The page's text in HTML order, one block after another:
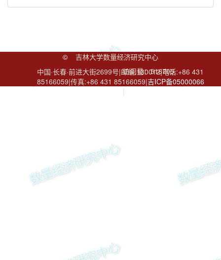
©
吉林大学数量经济研究中心
中国·长春·前进大街2699号|邮编:130012|电话:+86 431
85166059|传真:+86 431 85166059|吉ICP备05000066
|
访问量：516705